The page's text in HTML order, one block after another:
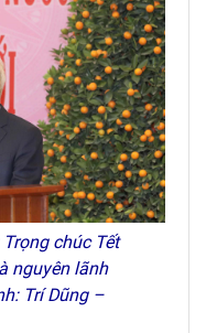
chúc Tết
nguyên lãnh
Trí Dũng –